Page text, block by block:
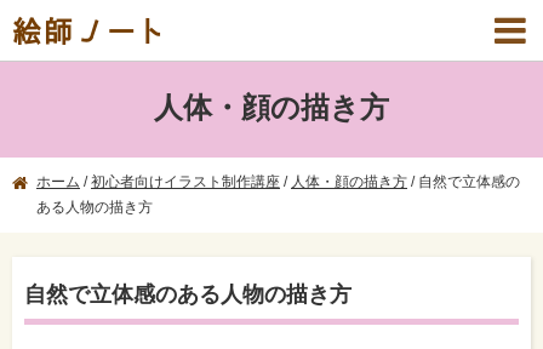
絵師ノート
人体・顔の描き方
ホーム /初心者向けイラスト制作講座 / 人体・顔の描き方 / 自然で立体感の
ある人物の描き方
自然で立体感のある人物の描き方